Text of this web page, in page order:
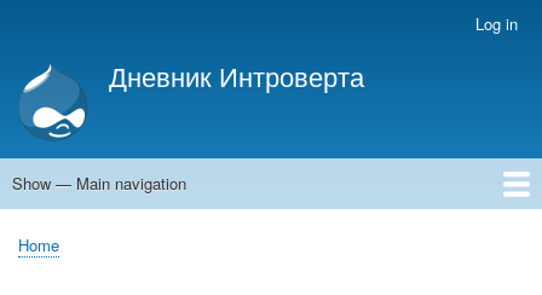
main
content
account
menu
Log in
Дневник Интроверта
Дневник Интроверта
Main
Show — Main navigation
Home
Breadcrumb
Home